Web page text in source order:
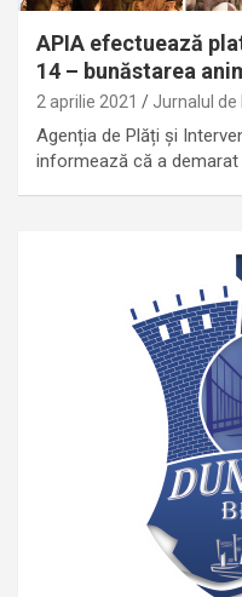
APIA efectuează
14 – bunăstarea
2 aprilie 2021 Jurnalul de
Agenția de Plăți şi
informează că a demarat